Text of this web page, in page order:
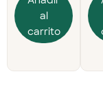
al
carrito